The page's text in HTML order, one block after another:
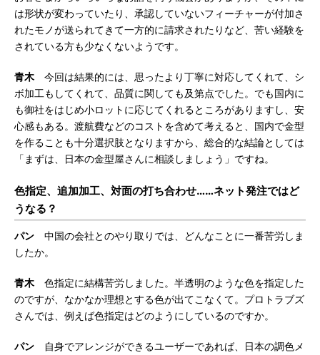
は形状が変わっていたり、承認していないフィーチャーが付加さ
れたモノが送られてきて一方的に請求されたりなど、苦い経験を
されている方も少なくないようです。
青木 今回は結果的には、思ったより丁寧に対応してくれて、シ
ボ加工もしてくれて、品質に関しても及第点でした。でも国内に
も御社をはじめ小ロットに応じてくれるところがありますし、安
心感もある。渡航費などのコストを含めて考えると、国内で金型
を作ることも十分選択肢となりますから、総合的な結論としては
「まずは、日本の金型屋さんに相談しましょう」ですね。
色指定、追加加工、対面の打ち合わせ……ネット発注ではど
うなる？
パン 中国の会社とのやり取りでは、どんなことに一番苦労しま
したか。
青木 色指定に結構苦労しました。半透明のような色を指定した
のですが、なかなか理想とする色が出てこなくて。プロトラブズ
さんでは、例えば色指定はどのようにしているのですか。
パン 自身でアレンジができるユーザーであれば、日本の調色メ